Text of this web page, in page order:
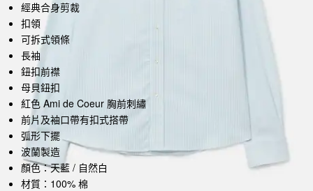
經典合身剪裁
扣領
可拆式領條
長袖
鈕扣前襟
母貝鈕扣
紅色 Ami de Coeur 胸前刺繡
前片及袖口帶有扣式搭帶
弧形下擺
波蘭製造
顏色：天藍 / 自然白
材質：100% 棉